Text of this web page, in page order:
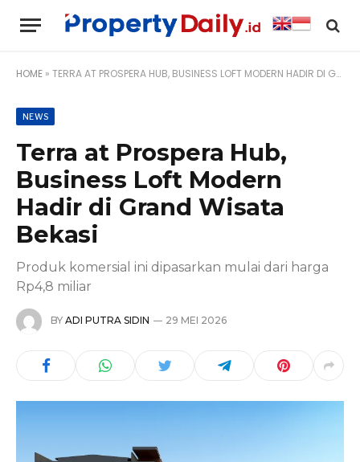
HOME » TERRA AT PROSPERA HUB, BUSINESS LOFT MODERN HADIR DI GRAND WISATA BEKASI
NEWS
Terra at Prospera Hub,
Business Loft Modern
Hadir di Grand Wisata
Bekasi
Produk komersial ini dipasarkan mulai dari harga
Rp4,8 miliar
BY ADI PUTRA SIDIN 29 MEI 2026